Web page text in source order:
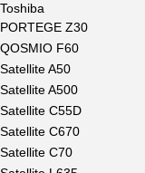
Toshiba
PORTEGE Z30
QOSMIO F60
Satellite A50
Satellite A500
Satellite C55D
Satellite C670
Satellite C70